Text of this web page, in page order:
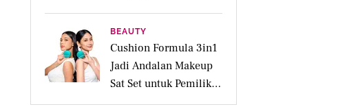
agar Tetap Tenang
BEAUTY
Cushion Formula 3in1
Jadi Andalan Makeup
Sat Set untuk Pemilik
Kulit Acne Prone